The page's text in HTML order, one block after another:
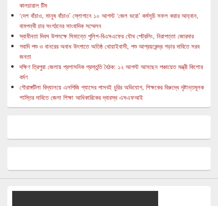
কালচারাল টিম
‘দেশ বাঁচাও, মানুষ বাঁচাও’ স্লোগানে ১০ আগস্ট ‘জেল ভরো’ কর্মসূচি সফল করার আহ্বান,
বামপন্থী চার সংগঠনের সাংবাদিক সম্মেলন
স্বাধীনতা দিবস উপলক্ষে সিমান্তে পুলিশ-বিএসএফের যৌথ পেট্রলিং, নিরাপত্তা জোরদার
গবাদি পশু ও বানরের অবাধ উৎপাতে অতিষ্ঠ খোয়াইবাসী, পশু আশ্রয়কেন্দ্র গড়ার দাবিতে সরব
জনতা
দক্ষিণ ত্রিপুরা জেলায় প্রশাসনিক প্রস্তুতি বৈঠক: ১২ আগস্ট আসছেন পঞ্চায়েত মন্ত্রী কিশোর
বর্মণ
গৌরাঙ্গটিলা বিদ্যালয়ে এলপিজি গ্যাসের পাসবই চুরির অভিযোগ, শিক্ষকের বিরুদ্ধে দৃষ্টান্তমূলক
শাস্তির দাবিতে জেলা শিক্ষা আধিকারিকের দ্বারস্থ এসএফআই